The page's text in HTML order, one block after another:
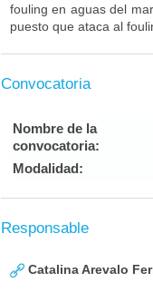
fouling en aguas del
puesto que ataca al
Convocatoria
Nombre de la
convocatoria:
Modalidad:
Responsable
Catalina Arevalo